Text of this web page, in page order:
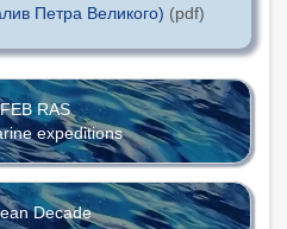
Петра Великого) (pdf)
RAS
expeditions
Decade